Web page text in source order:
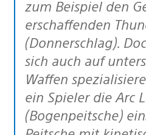
zum Beispiel den
erschaffenden
(Donnerschlag).
sich auch auf
Waffen
ein Spieler die Arc
(Bogenpeitsche)